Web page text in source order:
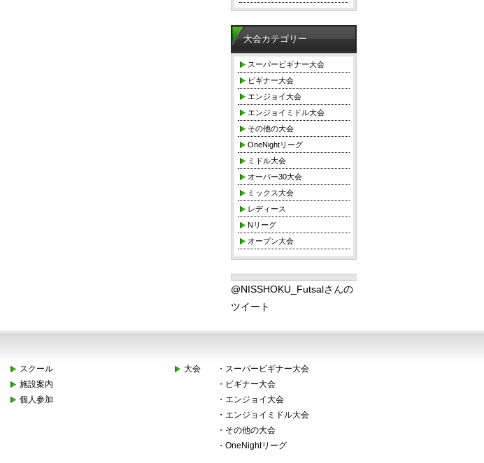
大会カテゴリー
スーパービギナー大会
ビギナー大会
エンジョイ大会
エンジョイミドル大会
その他の大会
OneNightリーグ
ミドル大会
オーバー30大会
ミックス大会
レディース
Nリーグ
オープン大会
@NISSHOKU_Futsalさんの
ツイート
スクール
施設案内
個人参加
大会 ・ スーパービギナー大会
・ ビギナー大会
・ エンジョイ大会
・ エンジョイミドル大会
・ その他の大会
・ OneNightリーグ